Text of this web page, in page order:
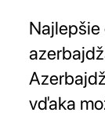
vďaka